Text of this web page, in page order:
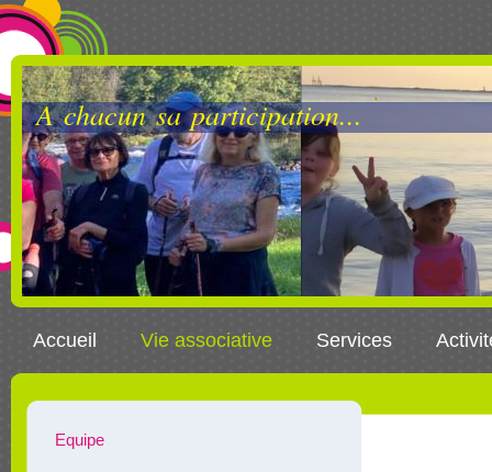
A chacun sa participation...
Accueil Vie associative Services
Equipe